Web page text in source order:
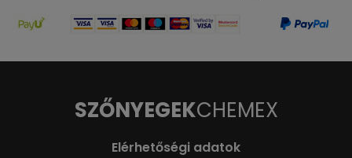
SZŐNYEGEKCHEMEX
Elérhetőségi adatok